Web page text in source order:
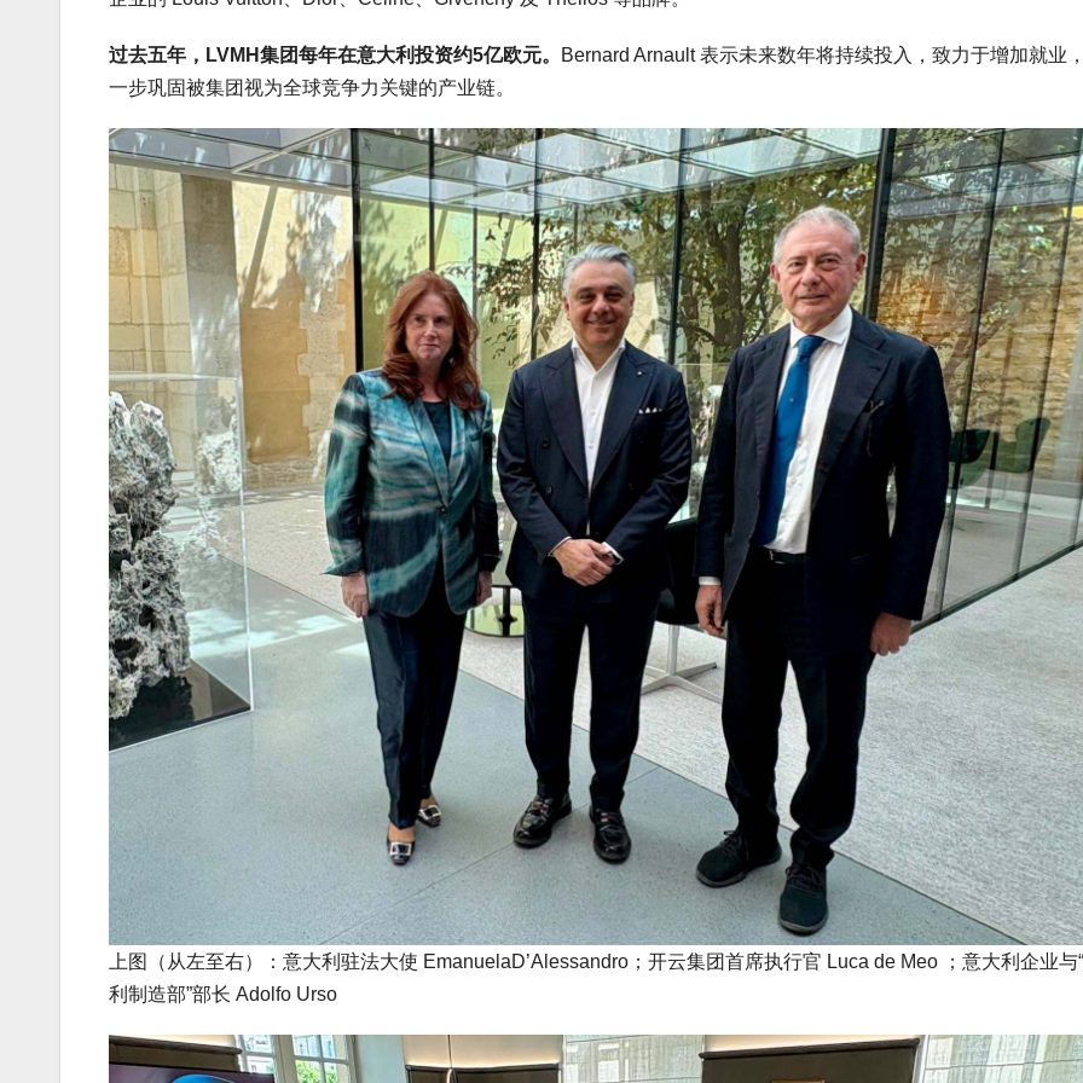
过去五年，LVMH集团每年在意大利投资约5亿欧元。
Bernard Arnault 表示未来数年将持续投入，致力于增加就业
一步巩固被集团视为全球竞争力关键的产业链。
上图（从左至右）：意大利驻法大使 EmanuelaD’Alessandro；开云集团首席执行官 Luca de Meo ；意大利企业与
利制造部”部长 Adolfo Urso